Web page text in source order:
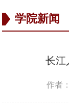
学院新闻
长江
作者：